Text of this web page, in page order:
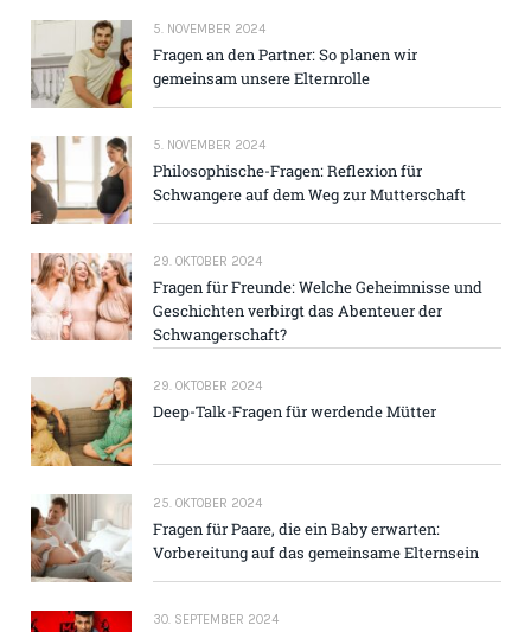
5. NOVEMBER 2024
Fragen an den Partner: So planen wir
gemeinsam unsere Elternrolle
5. NOVEMBER 2024
Philosophische-Fragen: Reflexion für
Schwangere auf dem Weg zur Mutterschaft
29. OKTOBER 2024
Fragen für Freunde: Welche Geheimnisse und
Geschichten verbirgt das Abenteuer der
Schwangerschaft?
29. OKTOBER 2024
Deep-Talk-Fragen für werdende Mütter
25. OKTOBER 2024
Fragen für Paare, die ein Baby erwarten:
Vorbereitung auf das gemeinsame Elternsein
30. SEPTEMBER 2024